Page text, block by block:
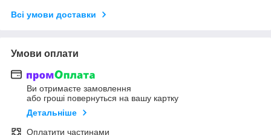
Всі умови доставки
Умови оплати
Ви отримаєте замовлення
або гроші повернуться на вашу картку
Детальніше
Оплатити частинами